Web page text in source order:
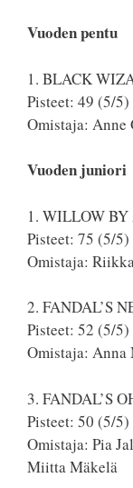
Vuoden pentu
1. BLACK
Pisteet: 49 (5/5)
Omistaja: Anne
Vuoden juniori
1. WILLOW
Pisteet: 75 (5/5)
Omistaja:
2. FANDAL’S
Pisteet: 52 (5/5)
Omistaja: Anna
3. FANDAL’S
Pisteet: 50 (5/5)
Omistaja: Pia
Miitta Mäkelä